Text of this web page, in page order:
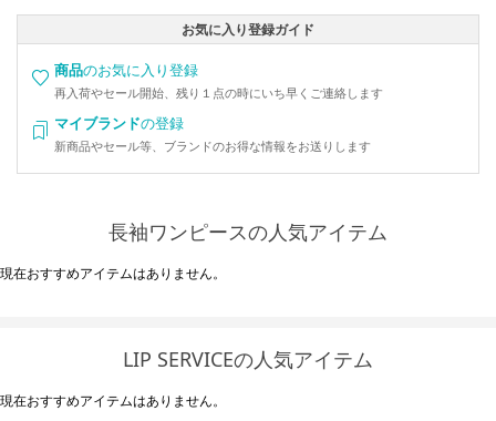
お気に入り登録ガイド
商品のお気に入り登録
再入荷やセール開始、残り１点の時にいち早くご連絡します
マイブランドの登録
新商品やセール等、ブランドのお得な情報をお送りします
長袖ワンピースの人気アイテム
現在おすすめアイテムはありません。
LIP SERVICEの人気アイテム
現在おすすめアイテムはありません。